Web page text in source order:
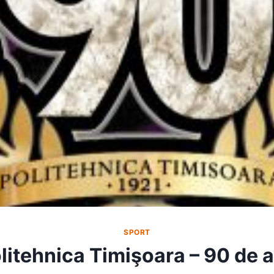
SPORT
Timişoara – 90 de